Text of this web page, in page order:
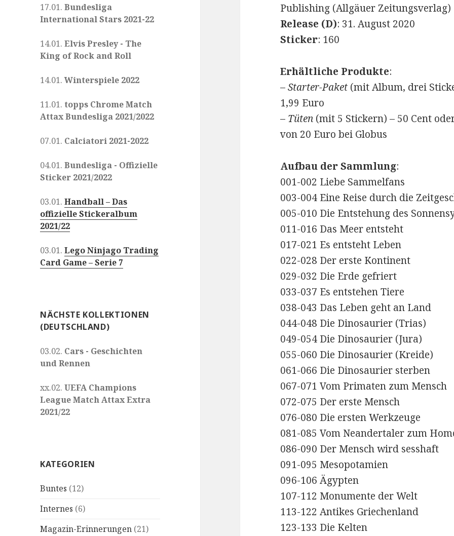
17.01.Bundesliga
International Stars 2021-22
14.01.Elvis Presley - The
King of Rock and Roll
14.01.Winterspiele 2022
11.01.topps Chrome Match
Attax Bundesliga 2021/2022
07.01. Calciatori 2021-2022
04.01.Bundesliga - Offizielle
Sticker 2021/2022
03.01.Handball – Das
offizielle Stickeralbum
2021/22
03.01.Lego Ninjago Trading
Card Game – Serie 7
NÄCHSTE KOLLEKTIONEN
(DEUTSCHLAND)
03.02. Cars - Geschichten
und Rennen
xx.02.UEFA Champions
League Match Attax Extra
2021/22
KATEGORIEN
Buntes (12)
Internes (6)
Magazin-Erinnerungen (21)
Publishing (Allgäuer Zeitungsverlag)
Release (D): 31. August 2020
Sticker: 160
Erhältliche Produkte:
–Starter-Paket (mit Album, drei
1,99 Euro
– Tüten (mit 5 Stickern) – 50 Cent
von 20 Euro bei Globus
Aufbau der Sammlung:
001-002 Liebe Sammelfans
003-004 Eine Reise durch die
005-010 Die Entstehung des
011-016 Das Meer entsteht
017-021 Es entsteht Leben
022-028 Der erste Kontinent
029-032 Die Erde gefriert
033-037 Es entstehen Tiere
038-043 Das Leben geht an Land
044-048 Die Dinosaurier (Trias)
049-054 Die Dinosaurier (Jura)
055-060 Die Dinosaurier (Kreide)
061-066 Die Dinosaurier sterben
067-071 Vom Primaten zum Mensch
072-075 Der erste Mensch
076-080 Die ersten Werkzeuge
081-085 Vom Neandertaler zum
086-090 Der Mensch wird sesshaft
091-095 Mesopotamien
096-106 Ägypten
107-112 Monumente der Welt
113-122 Antikes Griechenland
123-133 Die Kelten